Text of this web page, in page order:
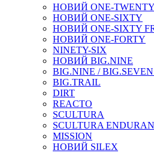
НОВИЙ ONE-TWENTY
НОВИЙ ONE-SIXTY
НОВИЙ ONE-SIXTY
НОВИЙ ONE-FORTY
NINETY-SIX
НОВИЙ BIG.NINE
BIG.NINE / BIG.SEVEN
BIG.TRAIL
DIRT
REACTO
SCULTURA
SCULTURA
MISSION
НОВИЙ SILEX